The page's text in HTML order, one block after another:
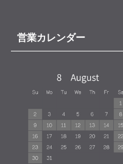
営業カレンダー